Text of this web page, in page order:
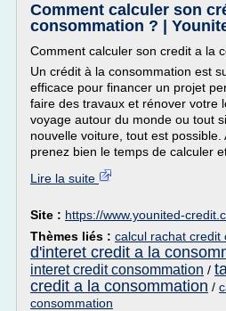
Comment calculer son
consommation ? |
Comment calculer son credit a la
Un crédit à la consommation est
efficace pour financer un projet
faire des travaux et rénover votre
voyage autour du monde ou tout
nouvelle voiture, tout est possible.
prenez bien le temps de calculer
Lire la suite
Site : https://www.younited-
Thèmes liés : calcul rachat credit
d'interet credit a la
interet credit consommation /
credit a la consommation /
consommation